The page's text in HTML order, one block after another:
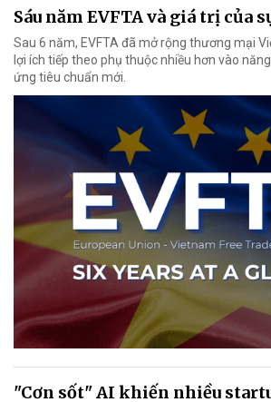
Sáu năm EVFTA và giá trị của
Sau 6 năm, EVFTA đã mở rộng thương mại
lợi ích tiếp theo phụ thuộc nhiều hơn vào
ứng tiêu chuẩn mới.
"Cơn sốt" AI khiến nhiều